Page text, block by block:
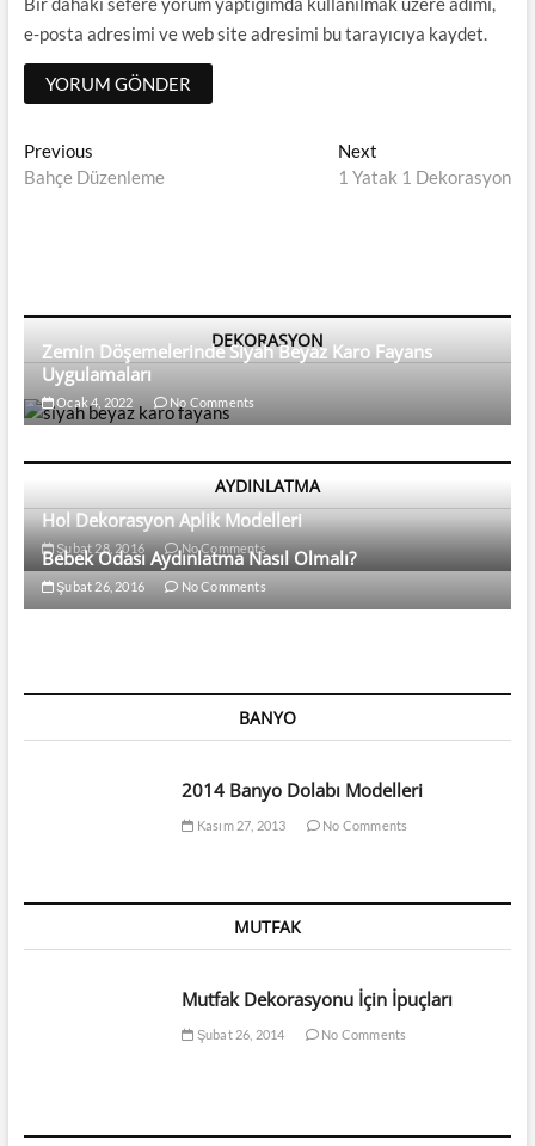
e-posta adresimi ve web site adresimi bu tarayıcıya kaydet.
Yazı
dolaşımı
PreviousPrevious
post:
Bahçe Düzenleme
Next
post:
1 Yatak 1 Dekorasyon
DEKORASYON
Zemin Döşemelerinde Siyah Beyaz Karo Fayans
Uygulamaları
Ocak 4, 2022 No Comments
AYDINLATMA
Hol Dekorasyon Aplik Modelleri
Şubat 28, 2016 No Comments
Bebek Odası Aydınlatma Nasıl Olmalı?
Şubat 26, 2016 No Comments
BANYO
2014 Banyo Dolabı Modelleri
Kasım 27, 2013 No Comments
MUTFAK
Mutfak Dekorasyonu İçin İpuçları
Şubat 26, 2014 No Comments